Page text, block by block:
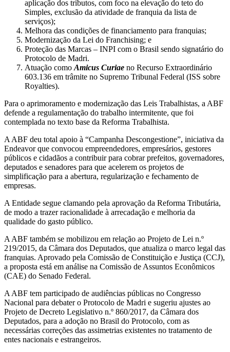
aplicação dos tributos, com foco na elevação do teto do
Simples, exclusão da atividade de franquia da lista de
serviços);
Melhora das condições de financiamento para franquias;
Modernização da Lei do Franchising; e
Proteção das Marcas – INPI com o Brasil sendo signatário do
Protocolo de Madri.
Atuação como Amicus Curiae no Recurso Extraordinário
603.136 em trâmite no Supremo Tribunal Federal (ISS sobre
Royalties).
Para o aprimoramento e modernização das Leis Trabalhistas, a ABF
defende a regulamentação do trabalho intermitente, que foi
contemplada no texto base da Reforma Trabalhista.
A ABF deu total apoio à “Campanha Descongestione”, iniciativa da
Endeavor que convocou empreendedores, empresários, gestores
públicos e cidadãos a contribuir para cobrar prefeitos, governadores,
deputados e senadores para que acelerem os projetos de
simplificação para a abertura, regularização e fechamento de
empresas.
A Entidade segue clamando pela aprovação da Reforma Tributária,
de modo a trazer racionalidade à arrecadação e melhoria da
qualidade do gasto público.
A ABF também se mobilizou em relação ao Projeto de Lei n.º
219/2015, da Câmara dos Deputados, que atualiza o marco legal das
franquias. Aprovado pela Comissão de Constituição e Justiça (CCJ),
a proposta está em análise na Comissão de Assuntos Econômicos
(CAE) do Senado Federal.
A ABF tem participado de audiências públicas no Congresso
Nacional para debater o Protocolo de Madri e sugeriu ajustes ao
Projeto de Decreto Legislativo n.º 860/2017, da Câmara dos
Deputados, para a adoção no Brasil do Protocolo, com as
necessárias correções das assimetrias existentes no tratamento de
entes nacionais e estrangeiros.